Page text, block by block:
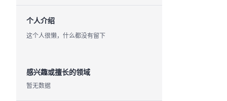
个人介绍
这个人很懒，什么都没有留下
感兴趣或擅长的领域
暂无数据